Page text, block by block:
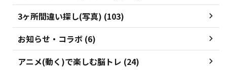
3ヶ所間違い探し(写真) (103)
お知らせ・コラボ (6)
アニメ(動く)で楽しむ脳トレ (24)